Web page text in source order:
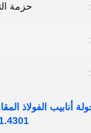
حزمة
1.4301 3mm O.Dx900mm 8mm